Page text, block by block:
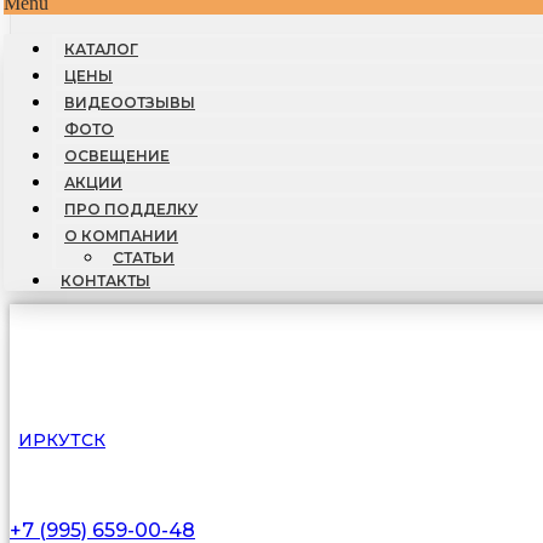
КАТАЛОГ
ЦЕНЫ
ВИДЕООТЗЫВЫ
ФОТО
ОСВЕЩЕНИЕ
АКЦИИ
ПРО ПОДДЕЛКУ
О КОМПАНИИ
СТАТЬИ
КОНТАКТЫ
ИРКУТСК
+7 (995) 659-00-48